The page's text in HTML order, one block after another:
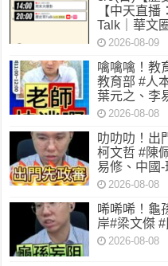
【中天直
Talk｜華文
2026-08-09
噙噙噙！教
教育部 #人
葉元之、李
2026-08-08
叻叻叻！出
柯文哲 #陳
易修、中國-
2026-08-08
唏唏唏！龜
岸#梁文傑
2026-08-08